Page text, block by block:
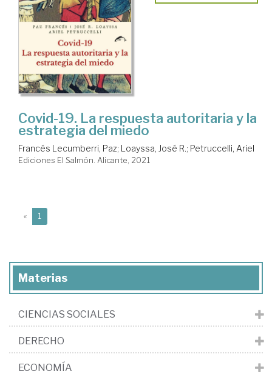
Covid-19. La respuesta autoritaria y la
estrategia del miedo
Francés Lecumberri, Paz; Loayssa, José R.; Petruccelli, Ariel
Ediciones El Salmón. Alicante, 2021
« 1
Materias
CIENCIAS SOCIALES
DERECHO
ECONOMÍA